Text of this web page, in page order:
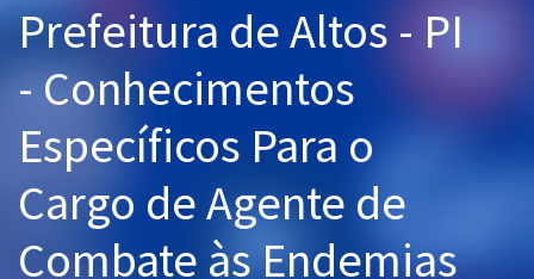
Cursos 20% OFF
Pós
Graduação
OAB
Prefeitura de Altos - PI
- Conhecimentos
Específicos Para o
Cargo de Agente de
Combate às Endemias